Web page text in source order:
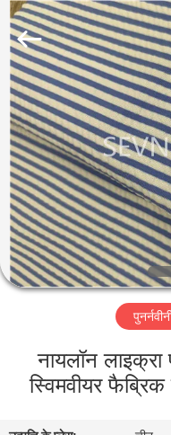
घर
उत्पादों
वीआर
दिखाएँ
हमारे
2026
SEVNNA
TEXTILE.
Rights
Reserved.
नायलॉन लाइक्रा
स्विमवीयर